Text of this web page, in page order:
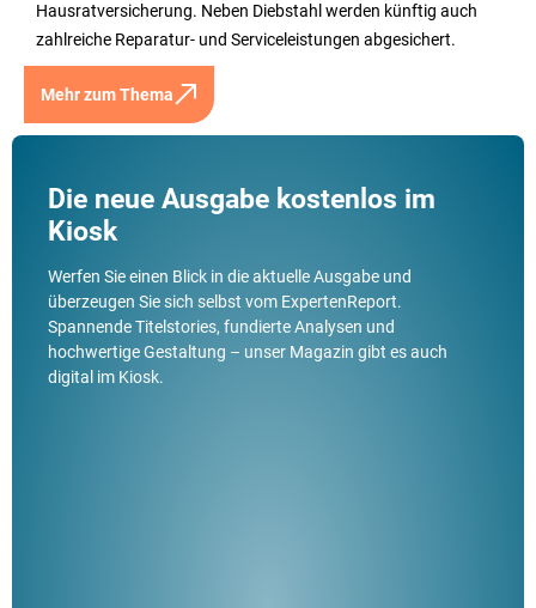
Hausratversicherung. Neben Diebstahl werden künftig auch
zahlreiche Reparatur- und Serviceleistungen abgesichert.
Mehr zum Thema
Die neue Ausgabe kostenlos im
Kiosk
Werfen Sie einen Blick in die aktuelle Ausgabe und
überzeugen Sie sich selbst vom ExpertenReport.
Spannende Titelstories, fundierte Analysen und
hochwertige Gestaltung – unser Magazin gibt es auch
digital im Kiosk.